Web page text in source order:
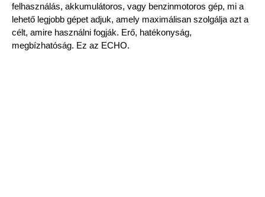
felhasználás, akkumulátoros, vagy benzinmotoros gép, mi a
lehető legjobb gépet adjuk, amely maximálisan szolgálja azt a
célt, amire használni fogják. Erő, hatékonyság,
megbízhatóság. Ez az ECHO.